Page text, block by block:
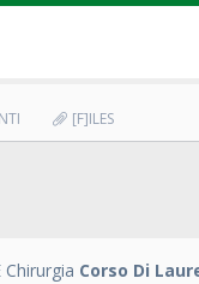
[F]ILES
Chirurgia Corso Di